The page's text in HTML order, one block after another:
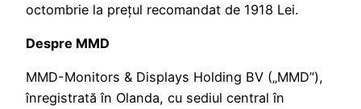
octombrie la prețul recomandat de 1918 Lei.
Despre MMD
MMD-Monitors & Displays Holding BV („MMD”),
înregistrată în Olanda, cu sediul central în